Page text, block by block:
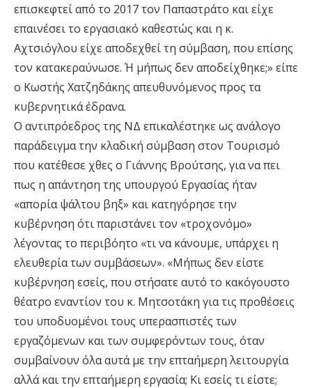
επισκεφτεί από το 2017 τον Παπαστράτο και είχε
επαινέσει το εργασιακό καθεστώς και η κ.
Αχτσιόγλου είχε αποδεχθεί τη σύμβαση, που επίσης
τον κατακεραύνωσε. Ή μήπως δεν αποδείχθηκε;» είπε
ο Κωστής Χατζηδάκης απευθυνόμενος προς τα
κυβερνητικά έδρανα.
Ο αντιπρόεδρος της ΝΔ επικαλέστηκε ως ανάλογο
παράδειγμα την κλαδική σύμβαση στον Τουρισμό
που κατέθεσε χθες ο Γιάννης Βρούτσης, για να πει
πως η απάντηση της υπουργού Εργασίας ήταν
«απορία ψάλτου βηξ» και κατηγόρησε την
κυβέρνηση ότι παριστάνει τον «τροχονόμο»
λέγοντας το περιβόητο «τι να κάνουμε, υπάρχει η
ελευθερία των συμβάσεων». «Μήπως δεν είστε
κυβέρνηση εσείς, που στήσατε αυτό το κακόγουστο
θέατρο εναντίον του κ. Μητσοτάκη για τις προθέσεις
του υποδυομένοι τους υπερασπιστές των
εργαζόμενων και των συμφερόντων τους, όταν
συμβαίνουν όλα αυτά με την επταήμερη λειτουργία
αλλά και την επταήμερη εργασία; Κι εσείς τι είστε;